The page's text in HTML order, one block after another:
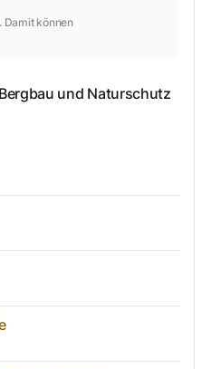
Damit können
und Naturschutz